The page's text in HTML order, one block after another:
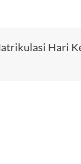
Hari